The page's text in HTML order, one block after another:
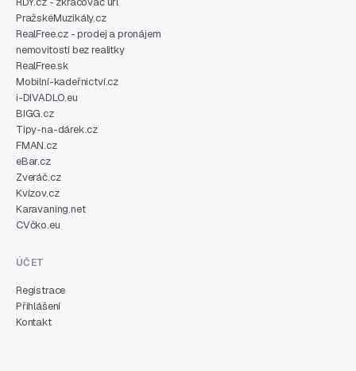
PražskéMuzikály.cz
RealFree.cz - prodej a pronájem
nemovitostí bez realitky
RealFree.sk
Mobilní-kadeřnictví.cz
i-DIVADLO.eu
BIGG.cz
Tipy-na-dárek.cz
FMAN.cz
eBar.cz
Zveráč.cz
Kvízov.cz
Karavaning.net
CVčko.eu
ÚČET
Registrace
Přihlášení
Kontakt